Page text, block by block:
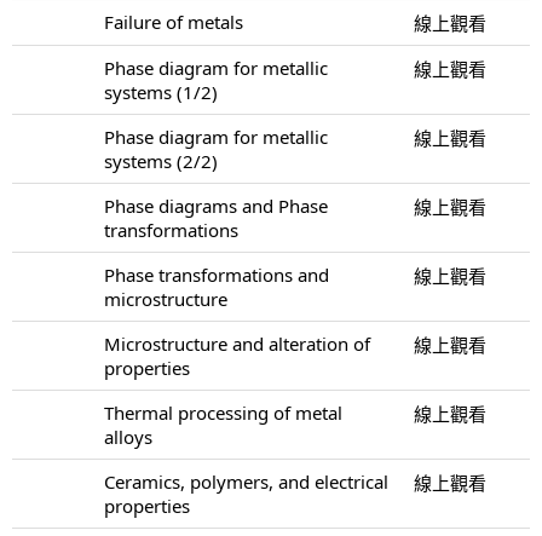
Failure of metals
線上觀看
Phase diagram for metallic
systems (1/2)
線上觀看
Phase diagram for metallic
systems (2/2)
線上觀看
Phase diagrams and Phase
transformations
線上觀看
Phase transformations and
microstructure
線上觀看
Microstructure and alteration of
properties
線上觀看
Thermal processing of metal
alloys
線上觀看
Ceramics, polymers, and electrical
properties
線上觀看